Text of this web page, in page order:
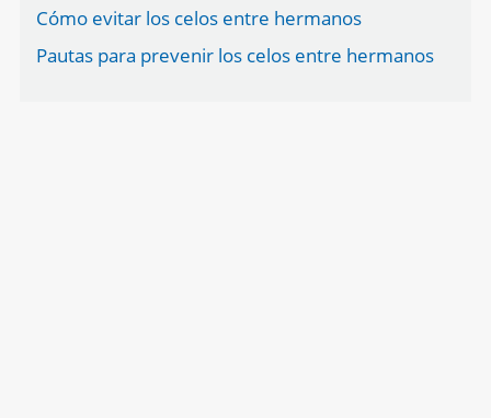
Cómo evitar los celos entre hermanos
Pautas para prevenir los celos entre hermanos